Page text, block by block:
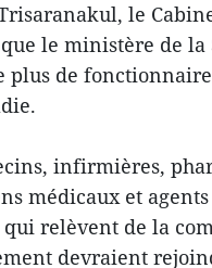
le
le ministère de la
plus de
infirmières,
médicaux et agents
relèvent de la
devraient